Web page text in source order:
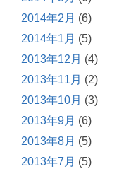
2014年2月 (6)
2014年1月 (5)
2013年12月 (4)
2013年11月 (2)
2013年10月 (3)
2013年9月 (6)
2013年8月 (5)
2013年7月 (5)